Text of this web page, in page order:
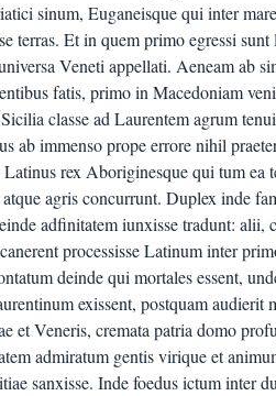
sinum, Euganeisque qui inter
terras. Et in quem primo egressi
Veneti appellati. Aeneam ab
fatis, primo in Macedoniam
classe ad Laurentem agrum
ab immenso prope errore nihil
rex Aboriginesque qui tum ea
agris concurrunt. Duplex inde
adfinitatem iunxisse tradunt: alii,
processisse Latinum inter
deinde qui mortales essent,
exissent, postquam audierit
et Veneris, cremata patria domo
admiratum gentis virique et
sanxisse. Inde foedus ictum inter